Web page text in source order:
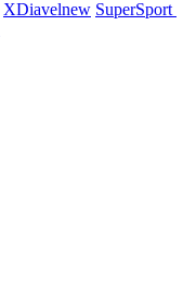
XDiavelnew SuperSport